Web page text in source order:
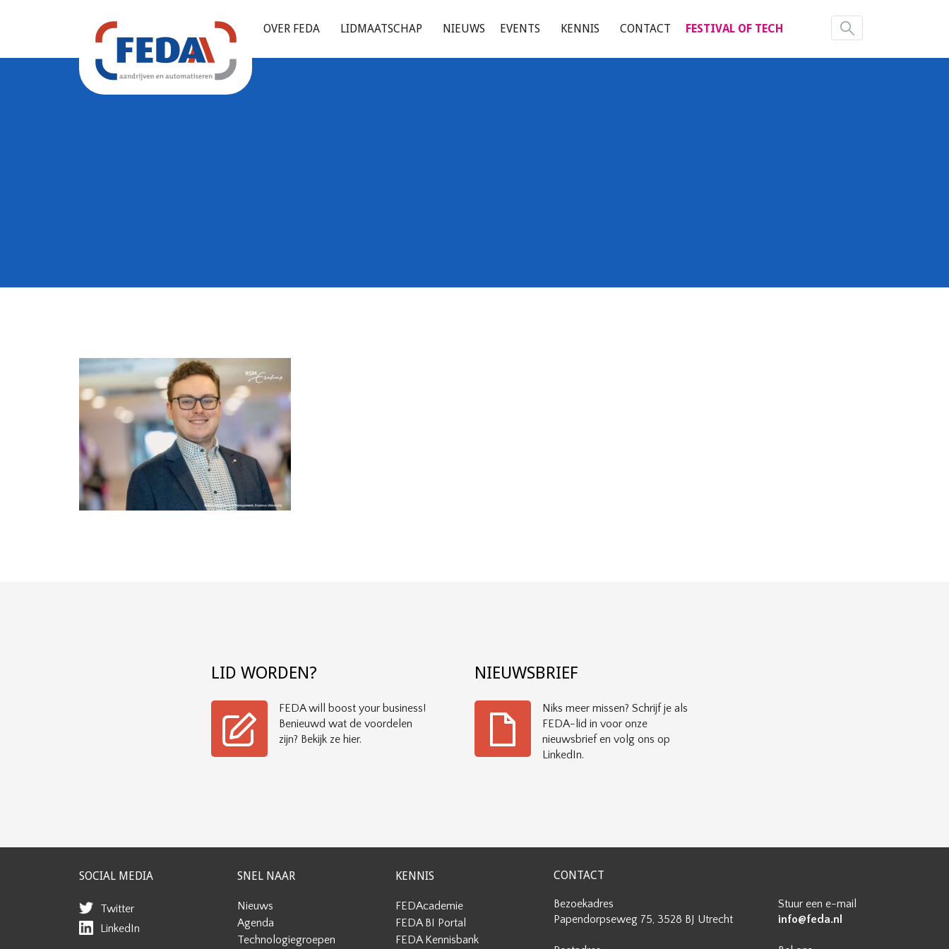
OVER FEDA LIDMAATSCHAP NIEUWS EVENTS KENNIS CONTACT FESTIVAL OF TECH
LID WORDEN?
FEDA will boost your business!
Benieuwd wat de voordelen
zijn? Bekijk ze hier.
NIEUWSBRIEF
Niks meer missen? Schrijf je als
FEDA-lid in voor onze
nieuwsbrief en volg ons op
LinkedIn.
SOCIAL MEDIA
Twitter
LinkedIn
SNEL NAAR
Nieuws
Agenda
Technologiegroepen
KENNIS
FEDAcademie
FEDA BI Portal
FEDA Kennisbank
CONTACT
Bezoekadres
Papendorpseweg 75, 3528 BJ Utrecht
Stuur een e-mail
info@feda.nl